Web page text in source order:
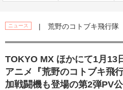
ニュース | 荒野のコトブキ飛行隊
TOKYO MX ほかにて1月13
アニメ『荒野のコトブキ飛
加戦闘機も登場の第2弾PV公